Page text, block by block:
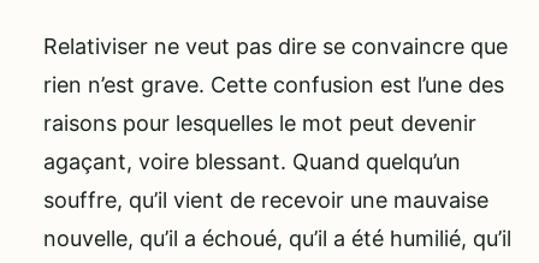
Relativiser ne veut pas dire se convaincre que
rien n’est grave. Cette confusion est l’une des
raisons pour lesquelles le mot peut devenir
agaçant, voire blessant. Quand quelqu’un
souffre, qu’il vient de recevoir une mauvaise
nouvelle, qu’il a échoué, qu’il a été humilié, qu’il